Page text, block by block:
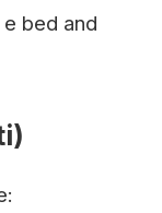
bed and